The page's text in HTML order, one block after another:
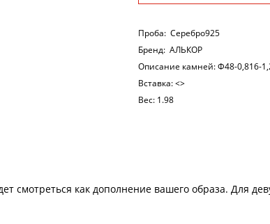
Проба: Серебро925
Бренд: АЛЬКОР
Описание камней:Ф48-0,816-
Вставка:<>
Вес: 1.98
смотреться как дополнение вашего образа. Для